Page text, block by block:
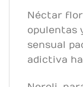
Néctar
opulentas
sensual
adictiva